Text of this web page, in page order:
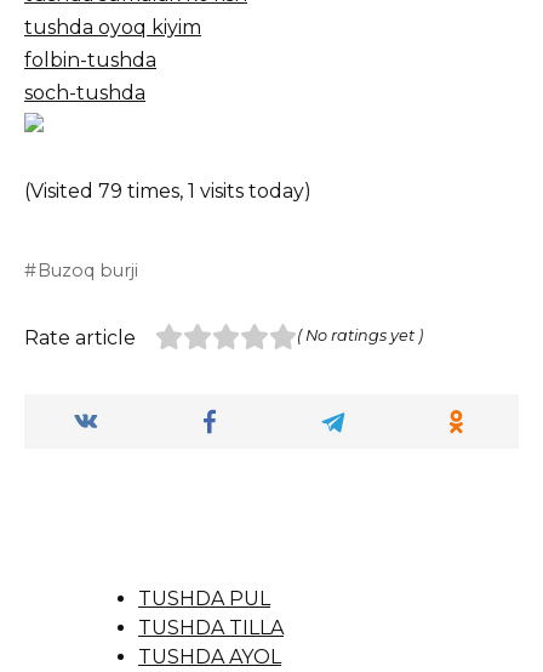
tushda oyoq kiyim
folbin-tushda
soch-tushda
(Visited 79 times, 1 visits today)
Buzoq burji
Rate article ( No ratings yet )
TUSHDA PUL
TUSHDA TILLA
TUSHDA AYOL